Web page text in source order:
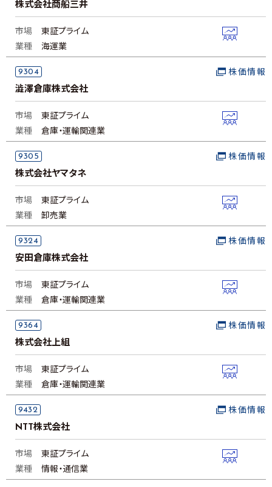
株式会社商船三井
市場
東証プライム
業種
海運業
9304
澁澤倉庫株式会社
株価情報
市場
東証プライム
業種
倉庫・運輸関連業
9305
株式会社ヤマタネ
株価情報
市場
東証プライム
業種
卸売業
9324
安田倉庫株式会社
株価情報
市場
東証プライム
業種
倉庫・運輸関連業
9364
株式会社上組
株価情報
市場
東証プライム
業種
倉庫・運輸関連業
9432
NTT株式会社
株価情報
市場
東証プライム
業種
情報・通信業